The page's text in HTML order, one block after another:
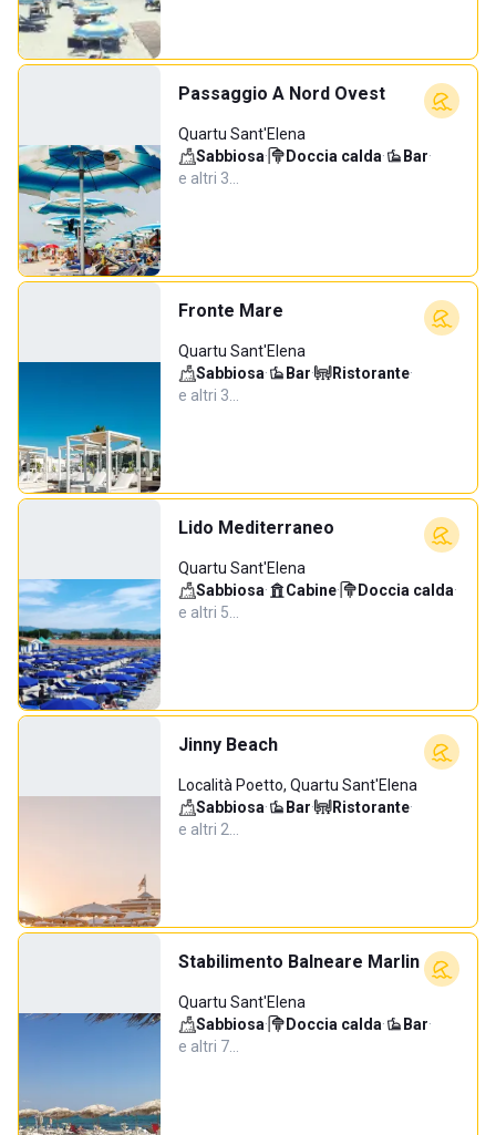
Passaggio A Nord Ovest
Quartu Sant'Elena
Sabbiosa· Doccia calda· Bar·
e altri 3…
Fronte Mare
Quartu Sant'Elena
Sabbiosa· Bar· Ristorante·
e altri 3…
Lido Mediterraneo
Quartu Sant'Elena
Sabbiosa· Cabine· Doccia calda·
e altri 5…
Jinny Beach
Località Poetto, Quartu Sant'Elena
Sabbiosa· Bar· Ristorante·
e altri 2…
Stabilimento Balneare Marlin
Quartu Sant'Elena
Sabbiosa· Doccia calda· Bar·
e altri 7…